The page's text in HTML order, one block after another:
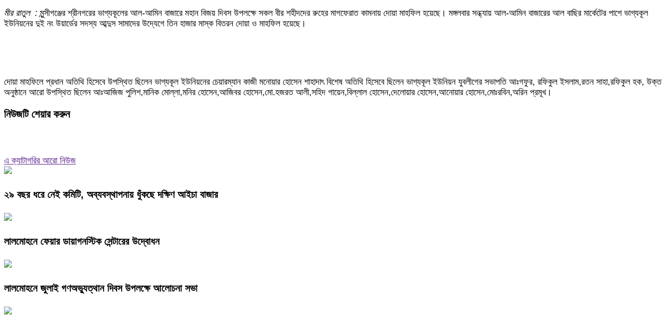
মীর রাতুল :মুন্সীগঞ্জের শ্রীনগরের ভাগ্যকূলের আল-আমিন বাজারে মহান বিজয় দিবস উপলক্ষে সকল বীর শহীদদের রুহের মাগফেরাত কামনায় দোয়া মাহফিল হয়েছে। মঙ্গলবার সন্ধ্যায় আল-আমিন বাজারের আল বাছির মার্কেটের পাশে ভাগ্যকূল
ইউনিয়নের দুই নং উয়ার্ডের সদস্য আব্দুস সামাদের উদ্যেগে তিন হাজার মাস্ক বিতরন দোয়া ও মাহফিল হয়েছে।
দোয়া মাহফিলে প্রধান অতিথি হিসেবে উপস্থিত ছিলেন ভাগ্যকূল ইউনিয়নের চেয়ারম্যান কাজী মনোয়ার হোসেন শাহাদাৎ বিশেষ অতিথি হিসেবে ছিলেন ভাগ্যকূল ইউনিয়ন যুবলীগের সভাপতি আঃগফুর, রফিকুল ইসলাম,রতন সাহা,রফিকুল হক, উক্ত
অনুষ্ঠানে আরো উপস্থিত ছিলেন আঃআজিজ পুলিশ,মানিক মোল্লা,মনির হোসেন,আজিবর হোসেন,মো.হজরত আলী,সহিদ গায়েন,বিল্লাল হোসেন,দেলোয়ার হোসেন,আনোয়ার হোসেন,মোঃরবিন,অরিন প্রমূখ।
নিউজটি শেয়ার করুন
এ ক্যাটাগরির আরো নিউজ
২৯ বছর ধরে নেই কমিটি, অব্যবস্থাপনায় ধুঁকছে দক্ষিণ আইচা বাজার
লালমোহনে ফেয়ার ডায়াগনস্টিক সেন্টারের উদ্বোধন
লালমোহনে জুলাই গণঅভ্যুত্থান দিবস উপলক্ষে আলোচনা সভা